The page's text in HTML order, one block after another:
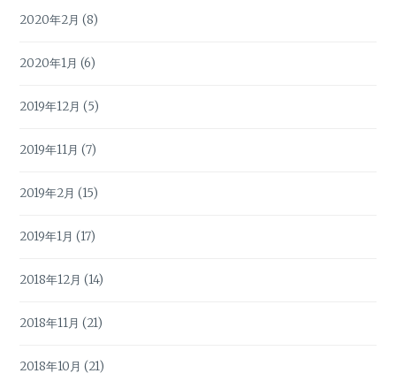
2020年2月 (8)
2020年1月 (6)
2019年12月 (5)
2019年11月 (7)
2019年2月 (15)
2019年1月 (17)
2018年12月 (14)
2018年11月 (21)
2018年10月 (21)